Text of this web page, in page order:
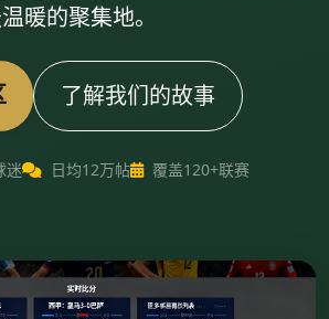
暖的聚集地。
了解我们的故事
迷 日均12万帖 覆盖120+联赛